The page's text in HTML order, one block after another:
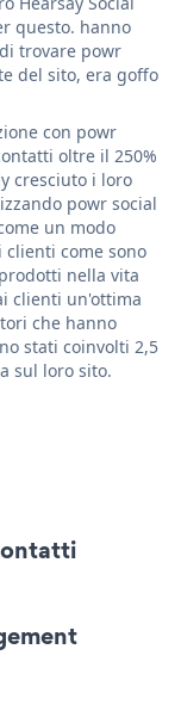
questo. hanno
trovare powr
del sito, era goffo
con powr
oltre il 250%
cresciuto i loro
powr social
un modo
come sono
nella vita
clienti un'ottima
che hanno
stati coinvolti 2,5
sul loro sito.